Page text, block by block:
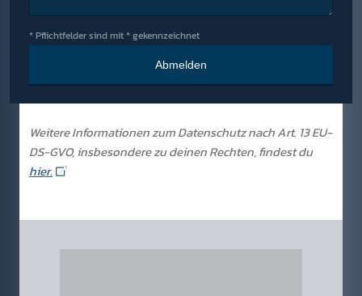
* Pflichtfelder sind mit * gekennzeichnet
Weitere Informationen zum Datenschutz nach Art. 13 EU-
DS-GVO, insbesondere zu deinen Rechten, findest du
hier.